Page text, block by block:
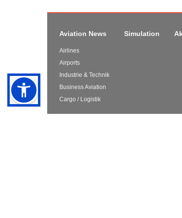
Aviation News
Airlines
Airports
Industrie & Technik
Business Aviation
Cargo / Logistik
Simulation